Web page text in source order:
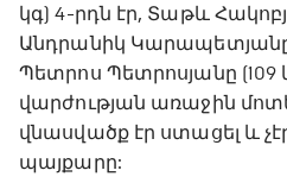
կգ) 4-րդն էր, Տաթև
Անդրանիկ Կարապետյանը
Պետրոս Պետրոսյանը (109
վարժության առաջին
վնասվածք էր ստացել և
պայքարը: